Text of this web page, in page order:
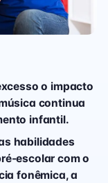
o impacto
continua
infantil.
habilidades
escolar com o
fonêmica, a